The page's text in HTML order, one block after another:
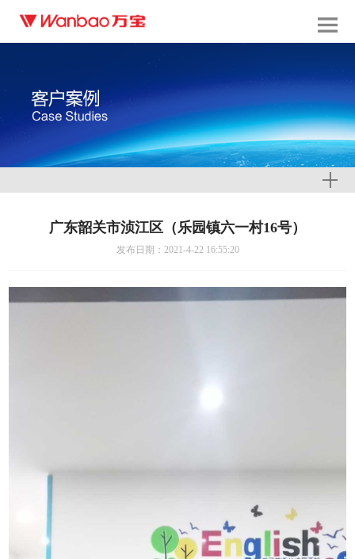
广东韶关市浈江区（乐园镇六一村16号）
发布日期：2021-4-22 16:55:20